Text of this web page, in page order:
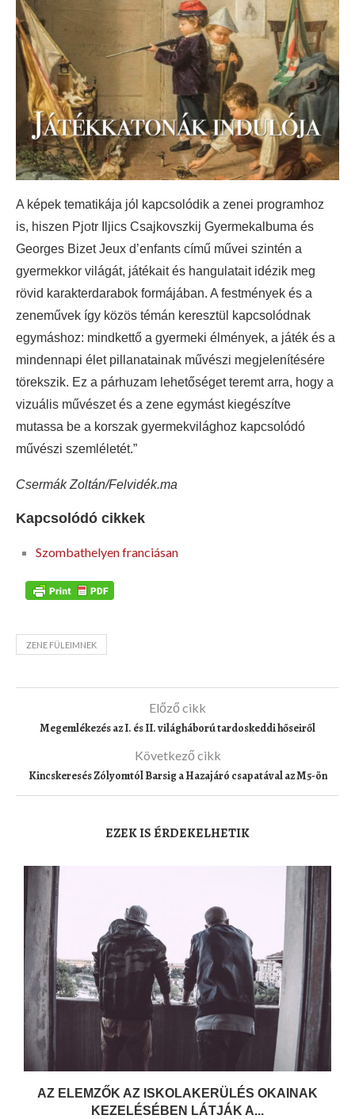
A képek tematikája jól kapcsolódik a zenei programhoz
is, hiszen Pjotr Iljics Csajkovszkij Gyermekalbuma és
Georges Bizet Jeux d’enfants című művei szintén a
gyermekkor világát, játékait és hangulatait idézik meg
rövid karakterdarabok formájában. A festmények és a
zeneművek így közös témán keresztül kapcsolódnak
egymáshoz: mindkettő a gyermeki élmények, a játék és a
mindennapi élet pillanatainak művészi megjelenítésére
törekszik. Ez a párhuzam lehetőséget teremt arra, hogy a
vizuális művészet és a zene egymást kiegészítve
mutassa be a korszak gyermekvilághoz kapcsolódó
művészi szemléletét.”
Csermák Zoltán/Felvidék.ma
Kapcsolódó cikkek
Szombathelyen franciásan
ZENE FÜLEIMNEK
Előző cikk
Megemlékezés az I. és II. világháború tardoskeddi hőseiről
Következő cikk
Kincskeresés Zólyomtól Barsig a Hazajáró csapatával az M5-ön
EZEK IS ÉRDEKELHETIK
AZ ELEMZŐK AZ ISKOLAKERÜLÉS OKAINAK
KEZELÉSÉBEN LÁTJÁK A...